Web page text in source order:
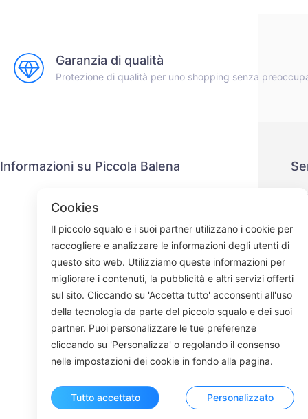
Garanzia di qualità
Protezione di qualità per uno shopping senza
Informazioni su Piccola Balena
Processo di spedizione
Processo di rimborso
Chi siamo
ROOM
Cookies
Il piccolo squalo e i suoi partner utilizzano i cookie per
raccogliere e analizzare le informazioni degli utenti di
questo sito web. Utilizziamo queste informazioni per
migliorare i contenuti, la pubblicità e altri servizi offerti
sul sito. Cliccando su 'Accetta tutto' acconsenti all'uso
della tecnologia da parte del piccolo squalo e dei suoi
partner. Puoi personalizzare le tue preferenze
cliccando su 'Personalizza' o regolando il consenso
nelle impostazioni dei cookie in fondo alla pagina.
Tutto accettato Personalizzato